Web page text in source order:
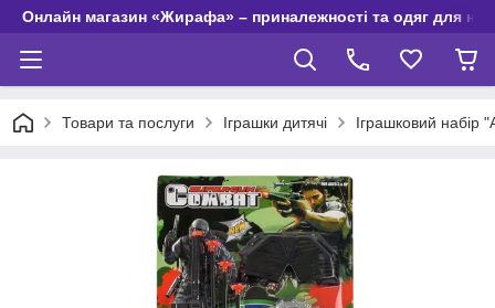
Онлайн магазин «Жирафа» – приналежності та одяг для
Товари та послуги Іграшки дитячі Іграшковий набір